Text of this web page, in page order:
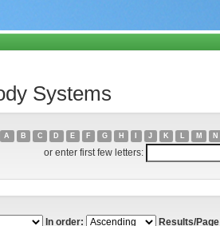
Systems
A B C D E F G H J K L M N
or enter first few letters:
In order: Results/Page